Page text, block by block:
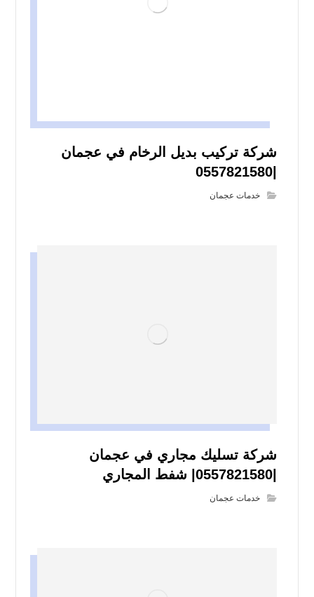
شركة تركيب بديل الرخام في عجمان
|0557821580
خدمات عجمان
شركة تسليك مجاري في عجمان
|0557821580| شفط المجاري
خدمات عجمان